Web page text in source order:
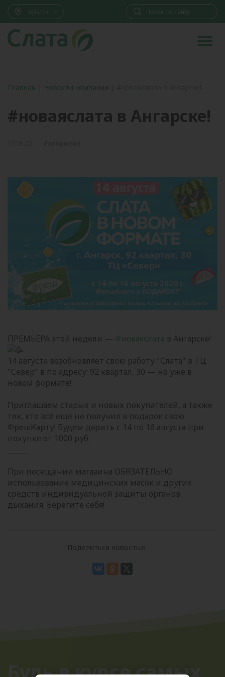
Братск
Главная Новости компании
#новаяслата в Ангарске!
ПРЕМЬЕРА этой недели — #новаяслата в Ангарске!
14 августа возобновляет свою работу "Слата" в ТЦ
"Север" в по адресу: 92 квартал, 30 — но уже в
новом формате!
Приглашаем старых и новых покупателей, а также
тех, кто всё ещё не получил в подарок свою
ФрешКарту! Будем дарить с 14 по 16 августа при
покупке от 1000 руб.
При посещении магазина ОБЯЗАТЕЛЬНО
использование медицинских масок и других
средств индивидуальной защиты органов
дыхания. Берегите себя!
Поделиться новостью
Будь в курсе самых